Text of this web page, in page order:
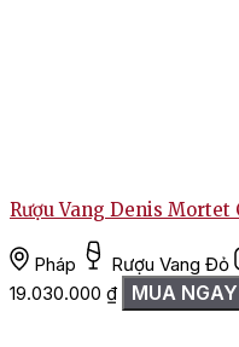
Rượu Vang Denis Mortet
Pháp Rượu Vang Đỏ
19.030.000 ₫ MUA NGAY